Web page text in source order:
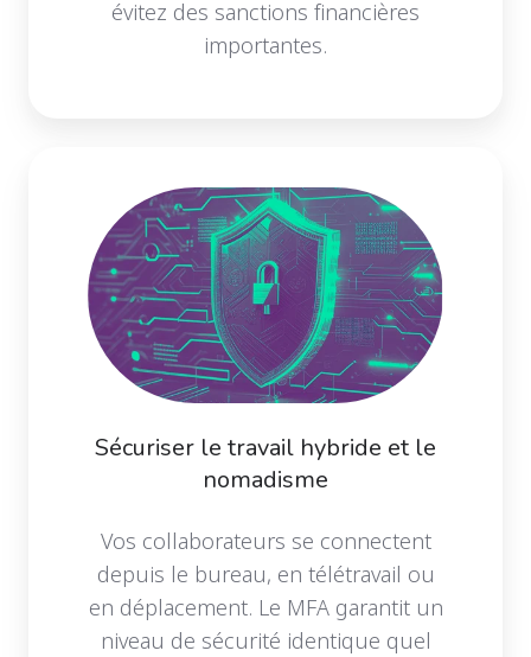
évitez des sanctions financières
importantes.
Sécuriser le travail hybride et le
nomadisme
Vos collaborateurs se connectent
depuis le bureau, en télétravail ou
en déplacement. Le MFA garantit un
niveau de sécurité identique quel